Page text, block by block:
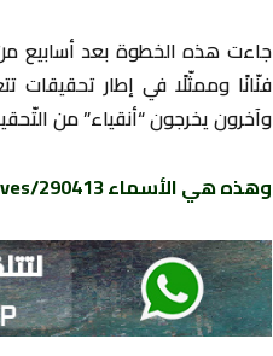
جاءت هذه الخطوة بعد أسابيع
فنّانًا وممثّلًا في إطار تحقيقات
وآخرون يخرجون “أنقياء” من
وهذه هي الأسماء290413